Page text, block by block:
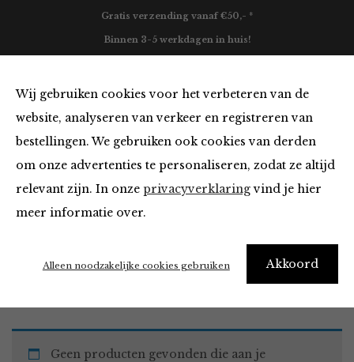
Wij gebruiken cookies voor het verbeteren van de
website, analyseren van verkeer en registreren van
bestellingen. We gebruiken ook cookies van derden
om onze advertenties te personaliseren, zodat ze altijd
relevant zijn. In onze privacyverklaringvind je hier
meer informatie over.
Akkoord
Alleen noodzakelijke cookies gebruiken
Gratis verzending vanaf €50,- *
Binnen 3-5 werkdagen in huis!
Must Haves van
Home Winkel Accessoires Must Haves
Geen producten gevonden die aan je